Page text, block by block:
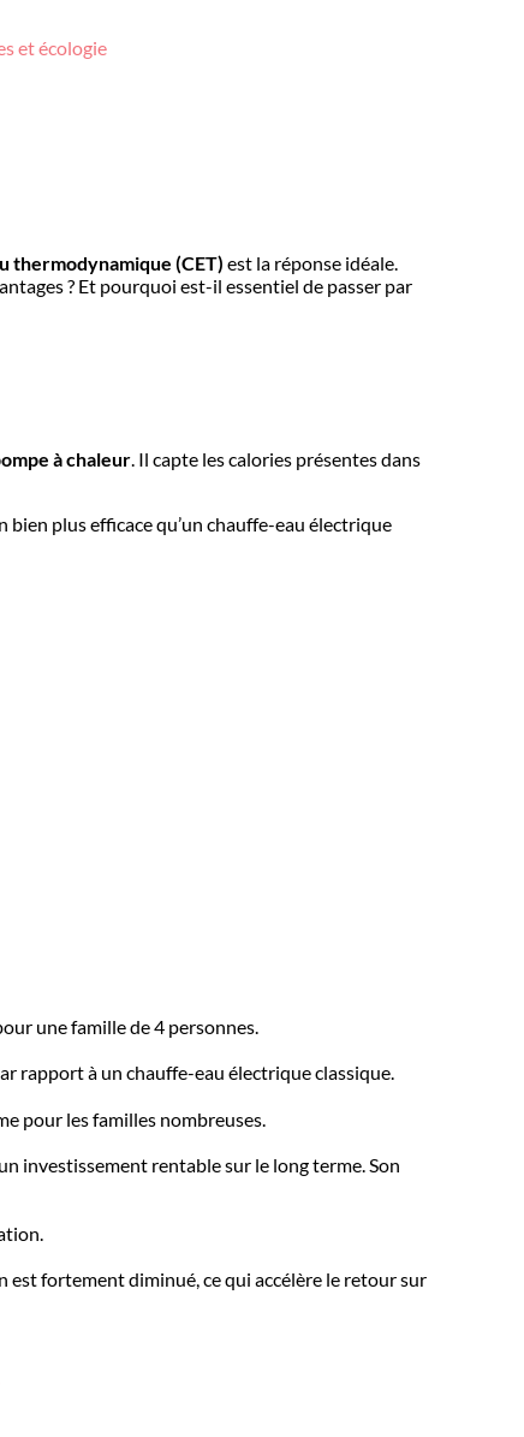
et écologie
thermodynamique (CET) est la réponse idéale.
? Et pourquoi est-il essentiel de passer par
à chaleur. Il capte les calories présentes dans
bien plus efficace qu’un chauffe-eau électrique
une famille de 4 personnes.
rapport à un chauffe-eau électrique classique.
pour les familles nombreuses.
investissement rentable sur le long terme. Son
est fortement diminué, ce qui accélère le retour sur